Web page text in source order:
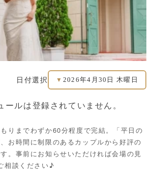
日付選択 ▼ 2026年4月30日 木曜日
ールは登録されていません。
りまでわずか60分程度で完結。「平日の
お時間に制限のあるカップルから好評の
。事前にお知らせいただければ会場の見
相談ください♪